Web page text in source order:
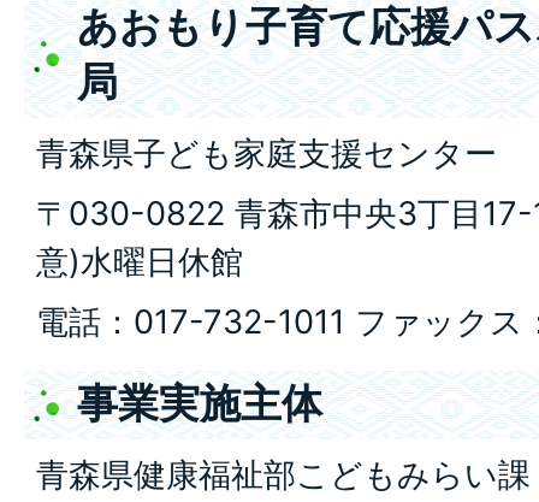
あおもり子育て応援パ
局
青森県子ども家庭支援センター
〒030-0822 青森市中央3丁目
意)水曜日休館
電話：017-732-1011 ファック
事業実施主体
青森県健康福祉部こどもみらい課